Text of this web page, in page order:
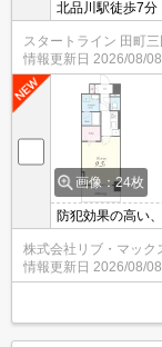
北品川駅徒歩7
配BOX 3口コ
スタートライン 田町
情報更新日 2026/08/08
画像：24枚
防犯効果の高い
宅配ボックスな
ク・TVインター
ます♪室内設備は
けています♪駅ま
株式会社リブ・マック
情報更新日 2026/08/08